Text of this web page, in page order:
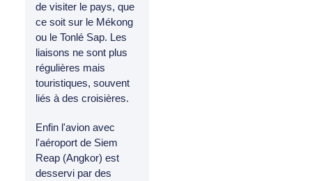
de visiter le pays, que
ce soit sur le Mékong
ou le Tonlé Sap. Les
liaisons ne sont plus
régulières mais
touristiques, souvent
liés à des croisières.
Enfin l'avion avec
l'aéroport de Siem
Reap (Angkor) est
desservi par des